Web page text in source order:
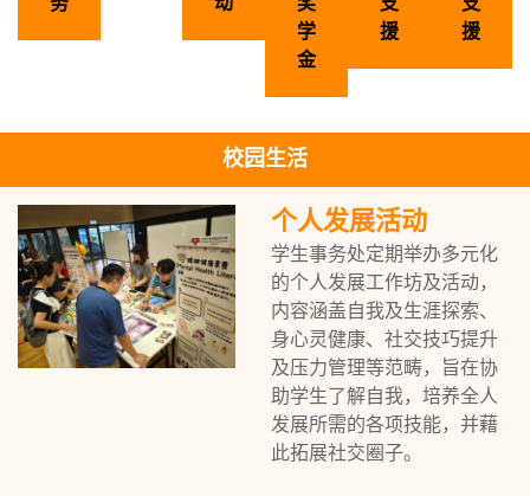
学
金
援
援
校园生活
个人发展活动
学生事务处定期举办多元化
的个人发展工作坊及活动，
内容涵盖自我及生涯探索、
身心灵健康、社交技巧提升
及压力管理等范畴，旨在协
助学生了解自我，培养全人
发展所需的各项技能，并藉
此拓展社交圈子。